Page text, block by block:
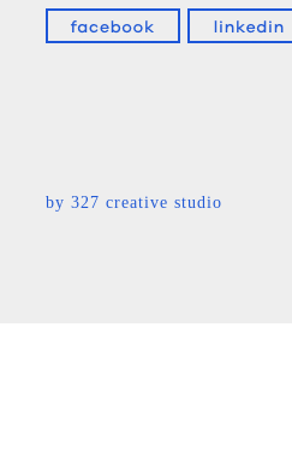
by 327 creative studio